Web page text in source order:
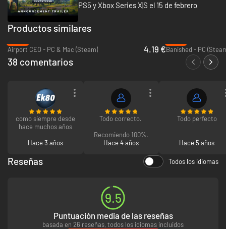
PS5 y Xbox Series X|S el 15 de febrero
Productos similares
Airport CEO - PC & Mac (Steam)
4.19 €Banished - PC
38 comentarios
como siempre desde
hace muchos años
Hace 3 años
Todo correcto.
Recomiendo 100%.
Hace 4 años
Todo perfecto
Hace 5 años
Reseñas Todos los idiomas
9.5
Puntuación media de las reseñas
basada en 26 reseñas, todos los idiomas incluidos